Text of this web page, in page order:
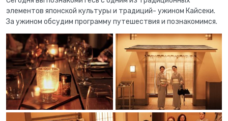
элементов японской культуры и традиций- ужином Кайсеки.
За ужином обсудим программу путешествия и познакомимся.